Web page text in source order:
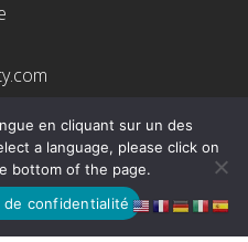
en cliquant sur un des
a language, please click on
bottom of the page.
de confidentialité